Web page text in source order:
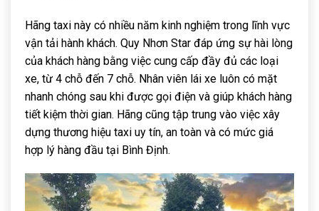
Hãng taxi này có nhiều năm kinh nghiệm trong lĩnh vực
vận tải hành khách. Quy Nhơn Star đáp ứng sự hài lòng
của khách hàng bằng việc cung cấp đầy đủ các loại
xe, từ 4 chỗ đến 7 chỗ. Nhân viên lái xe luôn có mặt
nhanh chóng sau khi được gọi điện và giúp khách hàng
tiết kiệm thời gian. Hãng cũng tập trung vào việc xây
dựng thương hiệu taxi uy tín, an toàn và có mức giá
hợp lý hàng đầu tại Bình Định.